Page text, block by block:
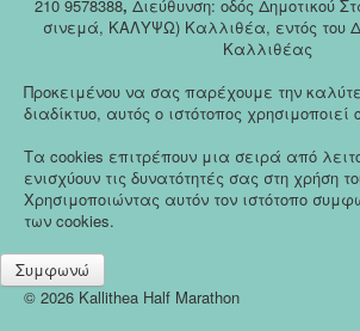
210 9578388, Διεύθυνση: οδός Δημοτικού
σινεμά, ΚΑΛΥΨΩ) Καλλιθέα, εντός του
Καλλιθέας
Προκειμένου να σας παρέχουμε την
διαδίκτυο, αυτός ο ιστότοπος χρησιμοποιεί
Τα cookies επιτρέπουν μια σειρά από
ενισχύουν τις δυνατότητές σας στη χρήση
Χρησιμοποιώντας αυτόν τον ιστότοπο
των cookies.
Συμφωνώ
© 2026 Kallithea Half Marathon